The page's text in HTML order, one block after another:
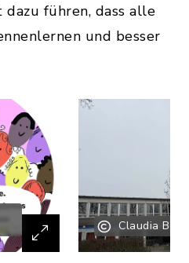
führen, dass alle
und besser
Claudia